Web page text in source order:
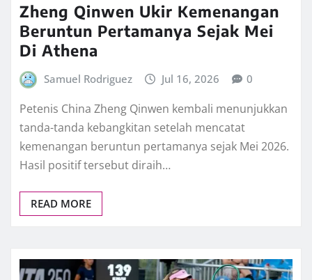
Zheng Qinwen Ukir Kemenangan
Beruntun Pertamanya Sejak Mei
Di Athena
Samuel Rodriguez Jul 16, 2026 0
Petenis China Zheng Qinwen kembali menunjukkan
tanda-tanda kebangkitan setelah mencatat
kemenangan beruntun pertamanya sejak Mei 2026.
Hasil positif tersebut diraih…
READ MORE